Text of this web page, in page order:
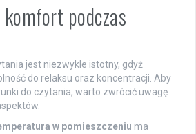
podczas
jest niezwykle istotny, gdyż
do relaksu oraz koncentracji. Aby
do czytania, warto zwrócić uwagę
w pomieszczeniu ma